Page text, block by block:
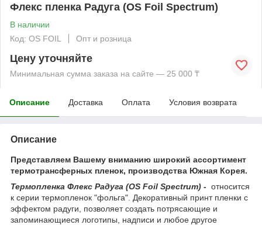
Флекс пленка Радуга (OS Foil Spectrum)
В наличии
Код: OS FOIL
Опт и розница
Цену уточняйте
Минимальная сумма заказа на сайте — 25 000 ₸
Описание Доставка Оплата Условия возврата
Описание
Представляем Вашему вниманию широкий ассортимент
термотрансферных пленок, производства Южная Корея.
Термопленка Флекс Радуга (OS Foil Spectrum) - относится
к серии термопленок "фольга". Декоративный принт пленки с
эффектом радуги, позволяет создать потрясающие и
запоминающиеся логотипы, надписи и любое другое